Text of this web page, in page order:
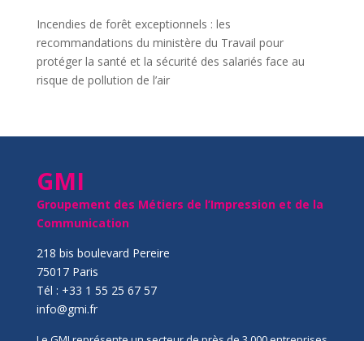
Incendies de forêt exceptionnels : les
recommandations du ministère du Travail pour
protéger la santé et la sécurité des salariés face au
risque de pollution de l’air
GMI
Groupement des Métiers de l’Impression et de la
Communication
218 bis boulevard Pereire
75017 Paris
Tél : +33 1 55 25 67 57
info@gmi.fr